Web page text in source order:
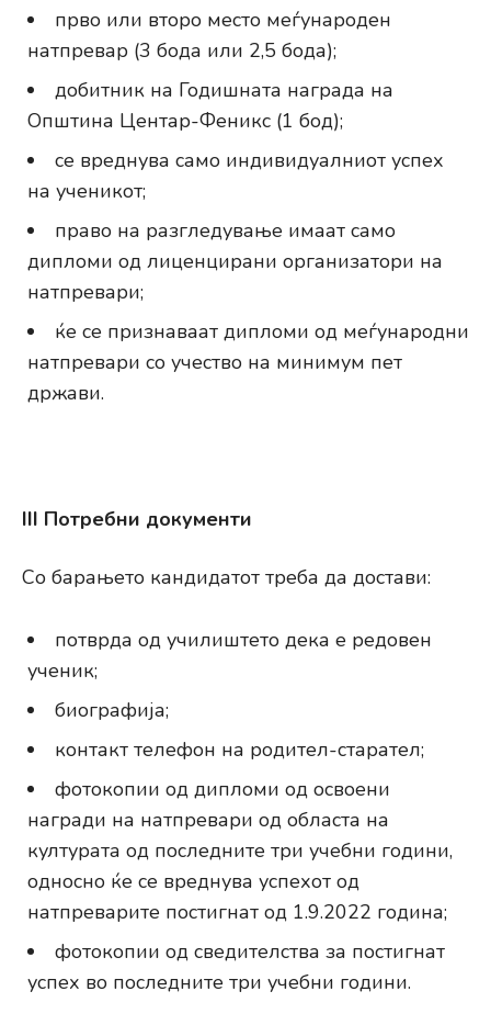
прво или второ место меѓународен
натпревар (3 бода или 2,5 бода);
добитник на Годишната награда на
Општина Центар-Феникс (1 бод);
се вреднува само индивидуалниот успех
на ученикот;
право на разгледување имаат само
дипломи од лиценцирани организатори на
натпревари;
ќе се признаваат дипломи од меѓународни
натпревари со учество на минимум пет
држави.
III Потребни документи
Со барањето кандидатот треба да достави:
потврда од училиштето дека е редовен
ученик;
биографија;
контакт телефон на родител-старател;
фотокопии од дипломи од освоени
награди на натпревари од областа на
културата од последните три учебни години,
односно ќе се вреднува успехот од
натпреварите постигнат од 1.9.2022 година;
фотокопии од сведителства за постигнат
успех во последните три учебни години.